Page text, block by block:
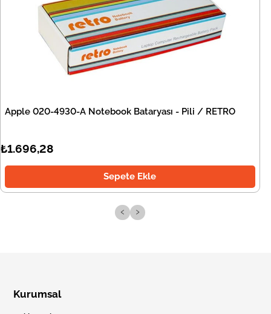
Apple 020-4930-A Notebook Bataryası - Pili / RETRO
₺1.696,28
Sepete Ekle
‹ ›
Kurumsal